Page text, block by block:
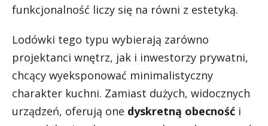
funkcjonalność liczy się na równi z estetyką.
Lodówki tego typu wybierają zarówno
projektanci wnętrz, jak i inwestorzy prywatni,
chcący wyeksponować minimalistyczny
charakter kuchni. Zamiast dużych, widocznych
urządzeń, oferują one dyskretną obecność i